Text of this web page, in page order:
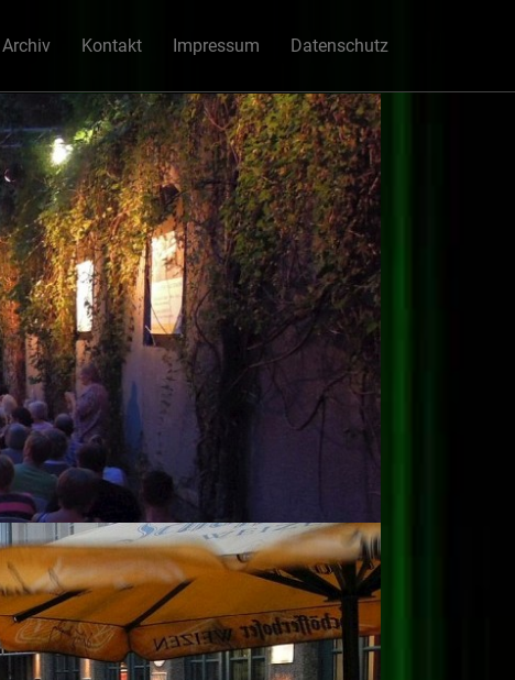
Archiv Kontakt Impressum Datenschutz